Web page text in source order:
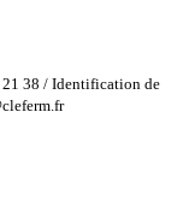
21 38 / Identification de